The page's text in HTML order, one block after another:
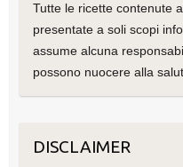
Tutte le ricette contenute
presentate a soli scopi
assume alcuna
possono nuocere alla
DISCLAIMER